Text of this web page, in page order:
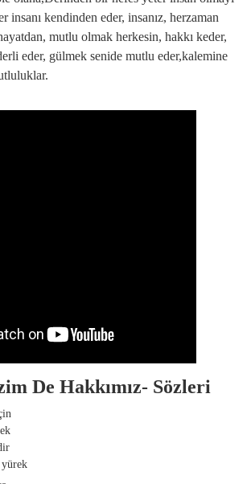
insanı kendinden eder, insanız, herzaman
mutlu olmak herkesin, hakkı keder,
eder, gülmek senide mutlu eder,kalemine
De Hakkımız- Sözleri